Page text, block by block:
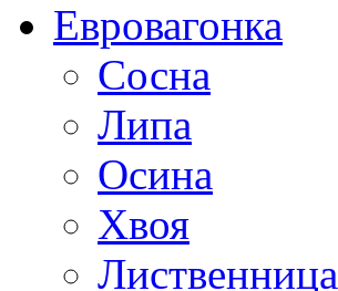
Евровагонка
Сосна
Липа
Осина
Хвоя
Лиственница